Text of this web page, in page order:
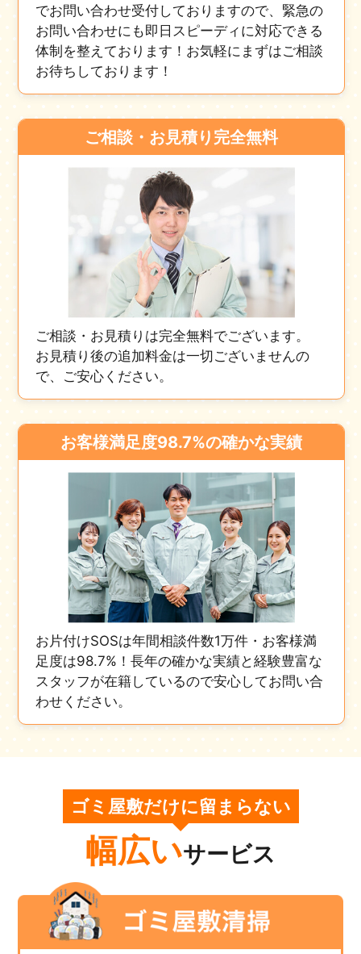
でお問い合わせ受付しておりますので、緊急の
お問い合わせにも即日スピーディに対応できる
体制を整えております！お気軽にまずはご相談
お待ちしております！
ご相談・お見積り完全無料
ご相談・お見積りは完全無料でございます。
お見積り後の追加料金は一切ございませんの
で、ご安心ください。
お客様満足度98.7%の確かな実績
お片付けSOSは年間相談件数1万件・お客様満
足度は98.7%！長年の確かな実績と経験豊富な
スタッフが在籍しているので安心してお問い合
わせください。
ゴミ屋敷だけに留まらない
幅広いサービス